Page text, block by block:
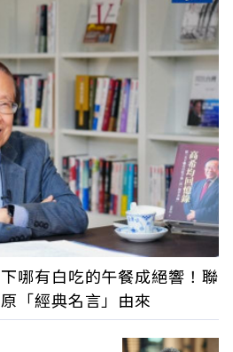
哪有白吃的午餐成絕響！聯
「經典名言」由來